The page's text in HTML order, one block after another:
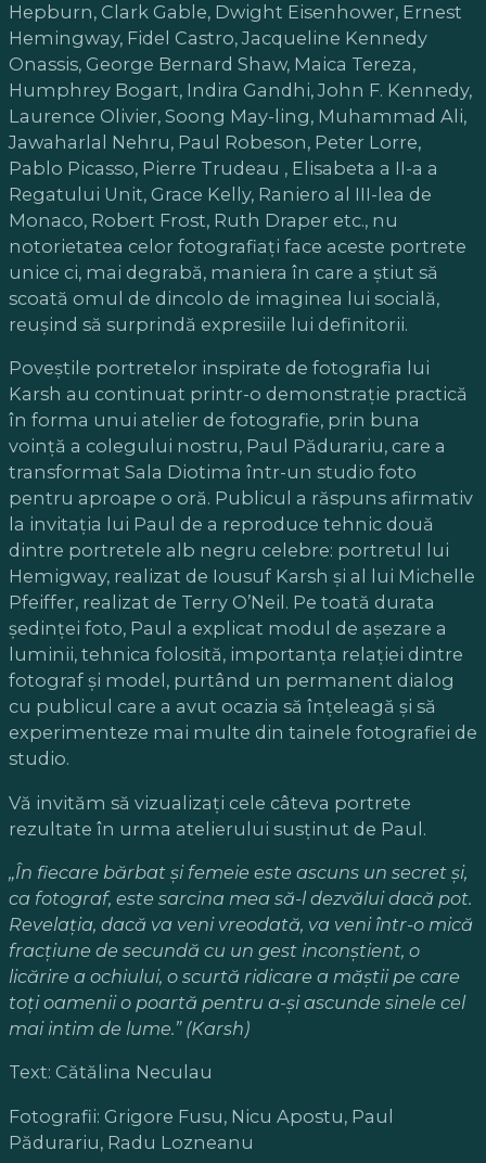
Hepburn, Clark Gable, Dwight Eisenhower, Ernest
Hemingway, Fidel Castro, Jacqueline Kennedy
Onassis, George Bernard Shaw, Maica Tereza,
Humphrey Bogart, Indira Gandhi, John F. Kennedy,
Laurence Olivier, Soong May-ling, Muhammad Ali,
Jawaharlal Nehru, Paul Robeson, Peter Lorre,
Pablo Picasso, Pierre Trudeau , Elisabeta a II-a a
Regatului Unit, Grace Kelly, Raniero al III-lea de
Monaco, Robert Frost, Ruth Draper etc., nu
notorietatea celor fotografiați face aceste portrete
unice ci, mai degrabă, maniera în care a știut să
scoată omul de dincolo de imaginea lui socială,
reușind să surprindă expresiile lui definitorii.
Poveștile portretelor inspirate de fotografia lui
Karsh au continuat printr-o demonstrație practică
în forma unui atelier de fotografie, prin buna
voință a colegului nostru, Paul Pădurariu, care a
transformat Sala Diotima într-un studio foto
pentru aproape o oră. Publicul a răspuns afirmativ
la invitația lui Paul de a reproduce tehnic două
dintre portretele alb negru celebre: portretul lui
Hemigway, realizat de Iousuf Karsh și al lui Michelle
Pfeiffer, realizat de Terry O’Neil. Pe toată durata
ședinței foto, Paul a explicat modul de așezare a
luminii, tehnica folosită, importanța relației dintre
fotograf și model, purtând un permanent dialog
cu publicul care a avut ocazia să înțeleagă și să
experimenteze mai multe din tainele fotografiei de
studio.
Vă invităm să vizualizați cele câteva portrete
rezultate în urma atelierului susținut de Paul.
„În fiecare bărbat și femeie este ascuns un secret și,
ca fotograf, este sarcina mea să-l dezvălui dacă pot.
Revelația, dacă va veni vreodată, va veni într-o mică
fracțiune de secundă cu un gest inconștient, o
licărire a ochiului, o scurtă ridicare a măștii pe care
toți oamenii o poartă pentru a-și ascunde sinele cel
mai intim de lume.” (Karsh)
Text: Cătălina Neculau
Fotografii: Grigore Fusu, Nicu Apostu, Paul
Pădurariu, Radu Lozneanu